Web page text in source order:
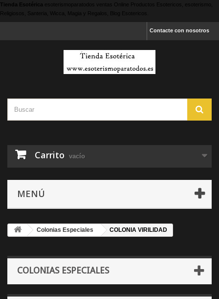
Tienda Esotérica esoterismoparatodos ventas Online Productos Esotericos, esoterismo,
Religiosos, Santeria, Wicca, Magia y Regalos, Blog Esotericos.
Contacte con nosotros
Carrito vacío
MENÚ
Colonias Especiales COLONIA VIRILIDAD
COLONIAS ESPECIALES